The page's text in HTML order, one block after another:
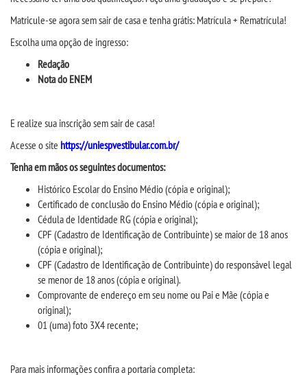
PROUNI
BACHARELADOS
LICENCIATURAS
TECNOLÓGICOS
MENSALIDADES
VESTIBULAR
INSCREVA-SE
Matricule-se agora sem sair de casa e tenha grátis: Matrícula + Rematrícula!
Escolhauma opção de ingresso:
Redação
Nota do ENEM
E realize sua inscrição sem sair de casa!
Acesse o site https://uniespvestibular.com.br/
Tenha em mãos osseguintes documentos:
Histórico Escolar do Ensino Médio (cópia e original);
Certificado de conclusão do Ensino Médio (cópia e original);
Cédula de Identidade RG (cópia e original);
CPF (Cadastro de Identificação de Contribuinte) se maior de 18 anos
(cópia e original);
CPF (Cadastro de Identificação de Contribuinte) do responsável legal
se menor de 18 anos (cópia e original).
Comprovante de endereço em seu nome ou Pai e Mãe (cópia e
original);
01 (uma) foto 3X4 recente;
Para mais informações confira a portaria completa: